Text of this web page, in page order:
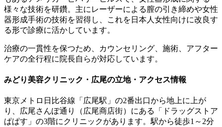
様々な技術を研鑽。主にレーザーによる膣の引き締めや女性
器形成手術の技術を習得し、これを日本人女性向けに改良す
る形で診療に活かしています。
治療の一貫性を保つため、カウンセリング、施術、アフター
ケアの全行程に院長自らが対応しています。
みどり美容クリニック・広尾の立地・アクセス情報
東京メトロ日比谷線「広尾駅」の2番出口から地上に上が
り、広尾さんぽ通り（広尾商店街）にある「ドラッグストア
ぱぱす」の3階にクリニックがあります。駅から徒歩1～2分